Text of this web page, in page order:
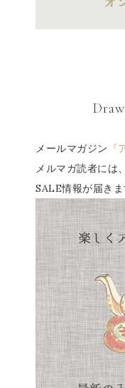
メールマガジン
メルマガ読者には
SALE情報が届き